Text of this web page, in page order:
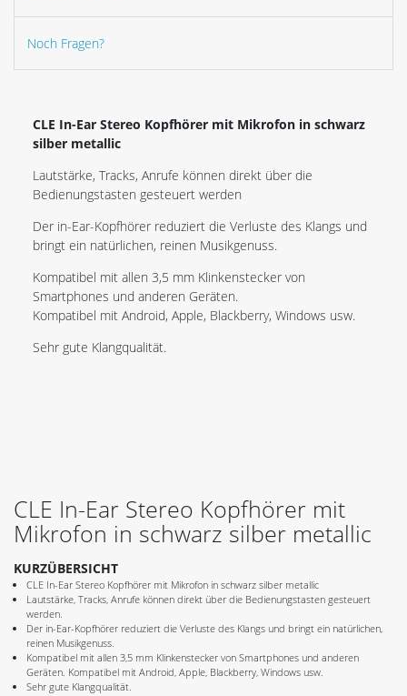
Noch Fragen?
CLE In-Ear Stereo Kopfhörer mit Mikrofon in schwarz
silber metallic
Lautstärke, Tracks, Anrufe können direkt über die
Bedienungstasten gesteuert werden
Der in-Ear-Kopfhörer reduziert die Verluste des Klangs und
bringt ein natürlichen, reinen Musikgenuss.
Kompatibel mit allen 3,5 mm Klinkenstecker von
Smartphones und anderen Geräten.
Kompatibel mit Android, Apple, Blackberry, Windows usw.
Sehr gute Klangqualität.
CLE In-Ear Stereo Kopfhörer mit
Mikrofon in schwarz silber metallic
KURZÜBERSICHT
CLE In-Ear Stereo Kopfhörer mit Mikrofon in schwarz silber metallic
Lautstärke, Tracks, Anrufe können direkt über die Bedienungstasten gesteuert
werden.
Der in-Ear-Kopfhörer reduziert die Verluste des Klangs und bringt ein natürlichen,
reinen Musikgenuss.
Kompatibel mit allen 3,5 mm Klinkenstecker von Smartphones und anderen
Geräten. Kompatibel mit Android, Apple, Blackberry, Windows usw.
Sehr gute Klangqualität.